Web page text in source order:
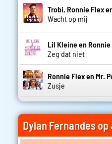
Trobi, Ronnie Flex
Wacht op mij
Lil Kleine en Ronnie
Zeg dat niet
Ronnie Flex en Mr.
Zusje
Dylan Fernandes